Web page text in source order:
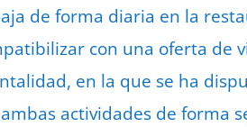
de forma diaria en la
con una oferta de
en la que se ha
actividades de forma